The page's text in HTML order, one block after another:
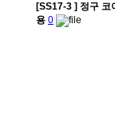
[SS17-3 ] 정구 코
용 0